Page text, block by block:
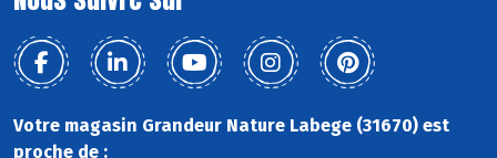
Votre magasin Grandeur Nature Labege (31670) est
proche de :